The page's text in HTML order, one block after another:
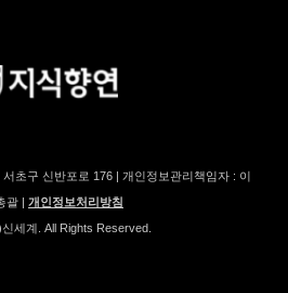
초구 신반포로 176 | 개인정보관리책임자 : 이
괄 | 개인정보처리방침